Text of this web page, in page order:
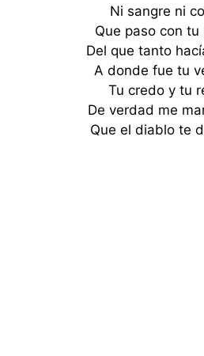
Ni sangre ni
Que paso con tu
Del que tanto
A donde fue tu
Tu credo y tu
De verdad me
Que el diablo te